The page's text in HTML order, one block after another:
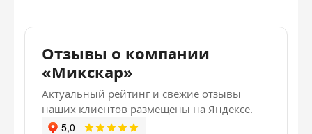
Отзывы о компании
«Микскар»
Актуальный рейтинг и свежие отзывы
наших клиентов размещены на Яндексе.